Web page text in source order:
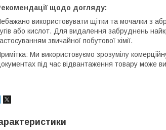
щодо догляду:
використовувати щітки та мочалки з
або кислот. Для видалення забруднень
звичайної побутової хімії.
Ми використовуємо зрозумілу
під час відвантаження товару може